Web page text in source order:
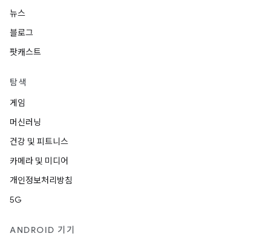
뉴스
블로그
팟캐스트
탐색
게임
머신러닝
건강 및 피트니스
카메라 및 미디어
개인정보처리방침
5G
ANDROID 기기